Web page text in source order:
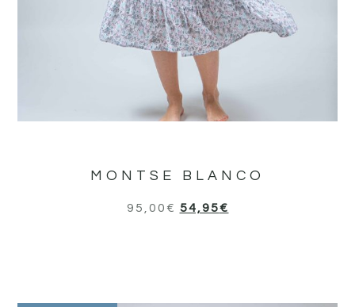
MONTSE BLANCO
95,00 € 54,95€